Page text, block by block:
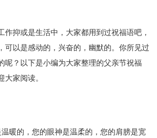
作抑或是生活中，大家都用到过祝福语吧，
可以是感动的，兴奋的，幽默的。你所见过
呢？以下是小编为大家整理的父亲节祝福
大家阅读。
暖的，您的眼神是温柔的，您的肩膀是宽